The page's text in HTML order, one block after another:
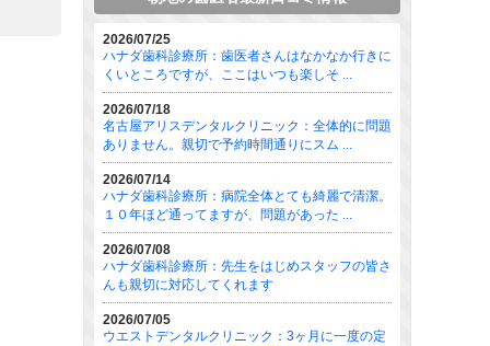
2026/07/25
ハナダ歯科診療所：歯医者さんはなかなか行きに
くいところですが、ここはいつも楽しそ ...
2026/07/18
名古屋アリスデンタルクリニック：全体的に問題
ありません。親切で予約時間通りにスム ...
2026/07/14
ハナダ歯科診療所：病院全体とても綺麗で清潔。
１０年ほど通ってますが、問題があった ...
2026/07/08
ハナダ歯科診療所：先生をはじめスタッフの皆さ
んも親切に対応してくれます
2026/07/05
ウエストデンタルクリニック：3ヶ月に一度の定